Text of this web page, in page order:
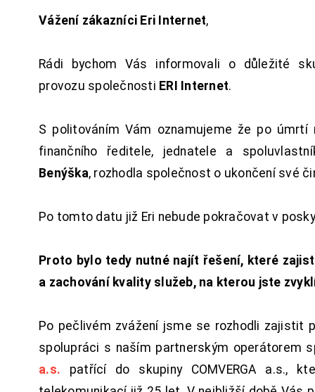
Vážení zákazníci Eri Internet,
Rádi bychom Vás informovali o důležité
provozu společnosti ERI Internet.
S politováním Vám oznamujeme že po úmrtí
finančního ředitele, jednatele a
Benýška, rozhodla společnost o ukončení své
Po tomto datu již Eri nebude pokračovat v
Proto bylo tedy nutné najít řešení, které
a zachování kvality služeb, na kterou jste
Po pečlivém zvážení jsme se rozhodli zajistit
spolupráci s naším partnerským operátorem
a.s. patřící do skupiny COMVERGA a.s.,